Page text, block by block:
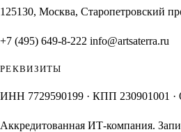
125130, Москва, Старопетровский
+7 (495) 649-8-222 info@artsaterra.ru
РЕКВИЗИТЫ
ИНН 7729590199 · КПП 230901001 ·
Аккредитованная ИТ-компания.